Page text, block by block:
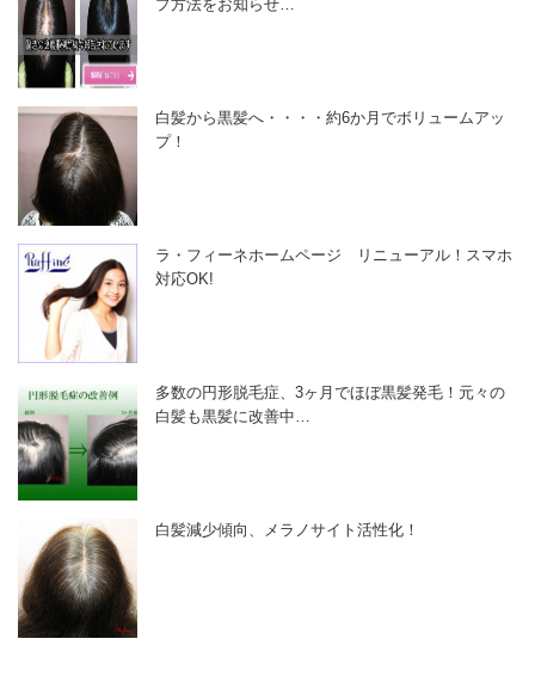
プ方法をお知らせ…
白髪から黒髪へ・・・・約6か月でボリュームアッ
プ！
ラ・フィーネホームページ リニューアル！スマホ
対応OK!
多数の円形脱毛症、3ヶ月でほぼ黒髪発毛！元々の
白髪も黒髪に改善中…
白髪減少傾向、メラノサイト活性化！